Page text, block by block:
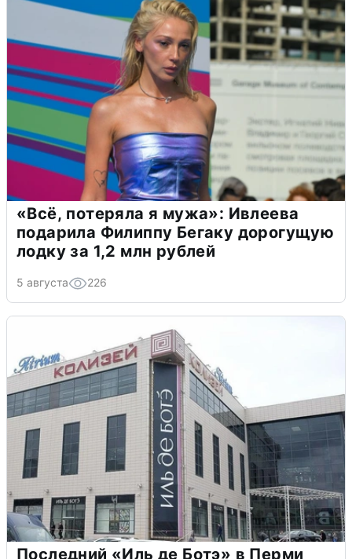
«Всё, потеряла я мужа»: Ивлеева
подарила Филиппу Бегаку дорогущую
лодку за 1,2 млн рублей
5 августа 226
Последний «Иль де Ботэ» в Перми